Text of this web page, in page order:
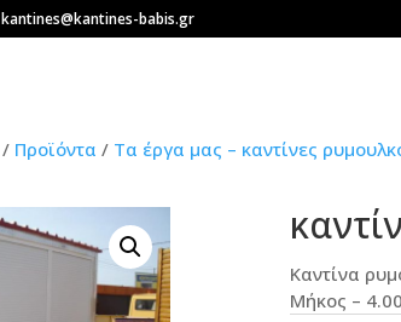
kantines@kantines-babis.gr
/ Προϊόντα / Τα έργα μας – καντίνες
Καντίνα
Μήκος –